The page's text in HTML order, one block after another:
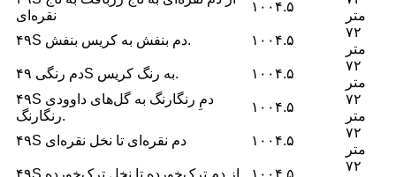
نقره‌ای
۱۰۰۴.۵
متر
۴۹S دم بنفش به کریس بنفش.
۱۰۰۴.۵
۷۲
متر
دم رنگی ۴۹S به رنگ کریس.
۱۰۰۴.۵
۷۲
متر
۴۹S دمِ رنگارنگ به گل‌های داوودی
رنگارنگ.
۱۰۰۴.۵
۷۲
متر
۴۹S دم نقره‌ای تا نخل نقره‌ای
۱۰۰۴.۵
۷۲
متر
۷۲